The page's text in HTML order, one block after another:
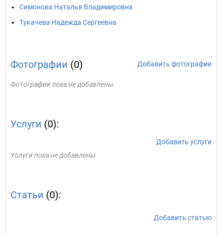
Симонова Наталья Владимировна
Тукачева Надежда Сергеевна
Фотографии (0) Добавить фотографии
Фотографии пока не добавлены
Услуги (0):
Добавить услуги
Услуги пока не добавлены
Статьи (0):
Добавить статью